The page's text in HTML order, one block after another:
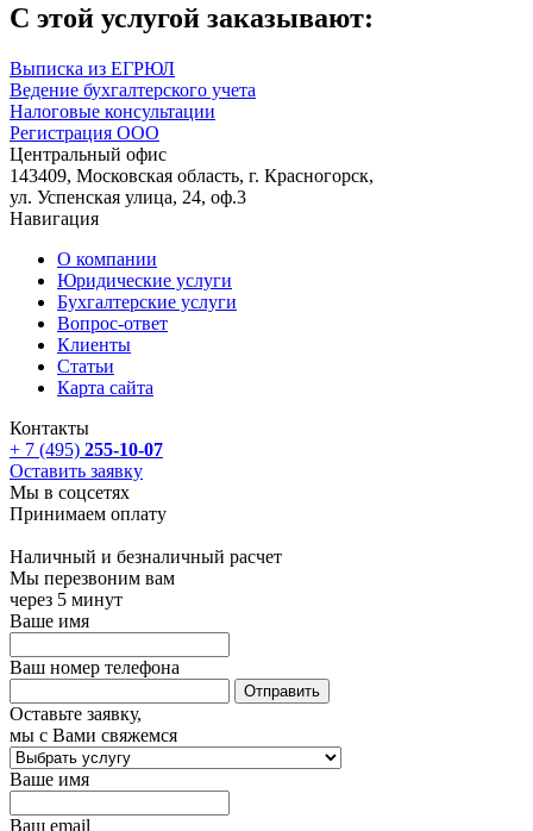
С этой услугой заказывают:
Выписка из ЕГРЮЛ
Ведение бухгалтерского учета
Налоговые консультации
Регистрация ООО
Центральный офис
143409, Московская область, г. Красногорск,
ул. Успенская улица, 24, оф.3
Навигация
О компании
Юридические услуги
Бухгалтерские услуги
Вопрос-ответ
Клиенты
Статьи
Карта сайта
Контакты
+ 7 (495) 255-10-07
Оставить заявку
Мы в соцсетях
Принимаем оплату
Наличный и безналичный расчет
Мы перезвоним вам
через 5 минут
Ваше имя
Ваш номер телефона
Оставьте заявку,
мы с Вами свяжемся
Ваше имя
Ваш email